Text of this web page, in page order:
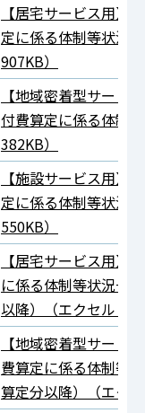
【居宅サービス用
定に係る体制等状況
907KB）
【地域密着型サー
付費算定に係る体制
382KB）
【施設サービス用
定に係る体制等状況
550KB）
【居宅サービス用】
に係る体制等状況一
以降）（エクセル：
【地域密着型サービ
費算定に係る体制等
算定分以降）（エク